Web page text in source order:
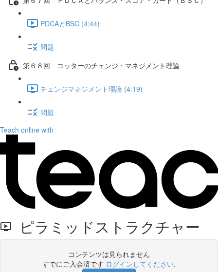
PDCAとBSC (4:44)
問題
第６８回 コッターのチェンジ・マネジメント理論
チェンジマネジメント理論 (4:19)
問題
Teach online with
ピラミッドストラクチャー
コンテンツは見られません
すでにご入会済です ログインしてください.